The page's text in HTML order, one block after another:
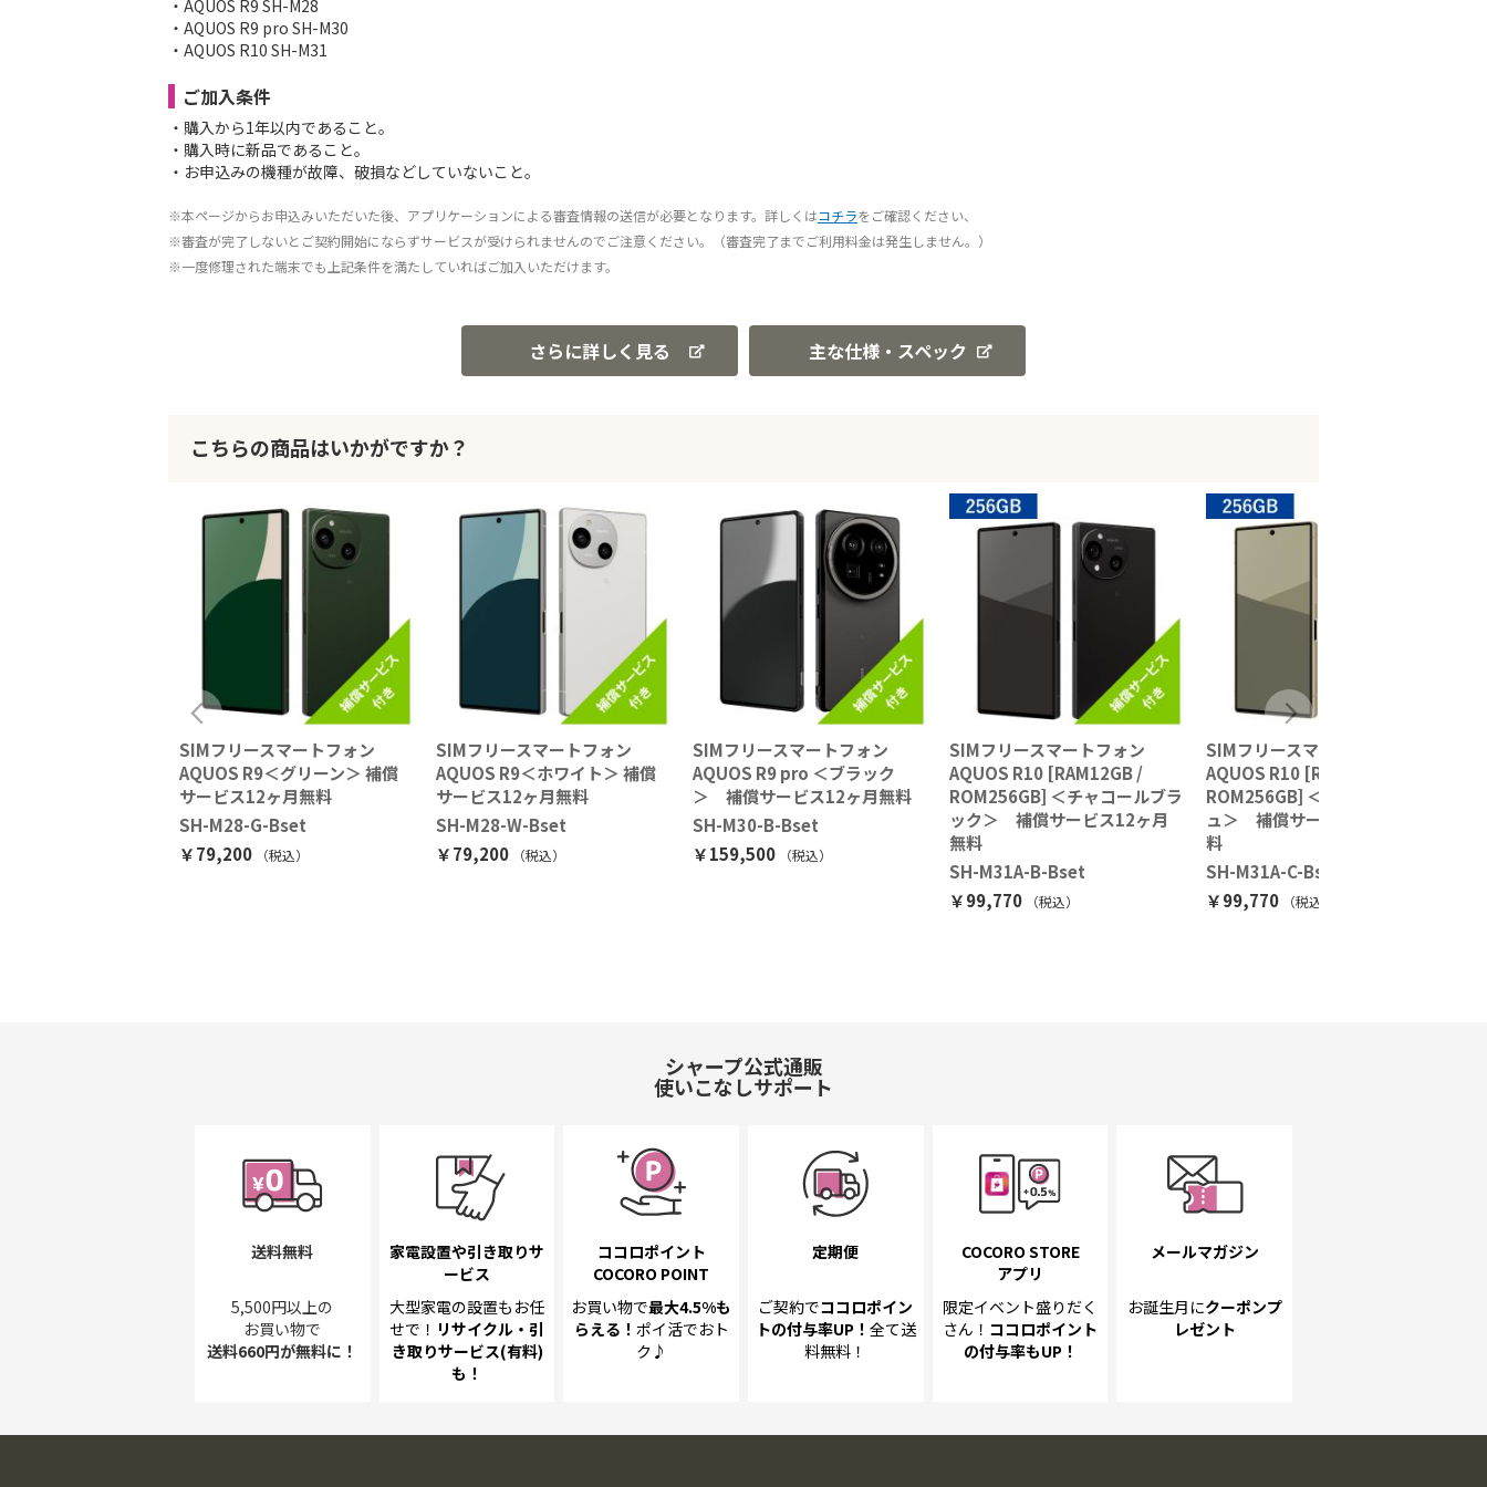
・AQUOS R9 SH-M28
・AQUOS R9 pro SH-M30
・AQUOS R10 SH-M31
ご加入条件
・購入から1年以内であること。
・購入時に新品であること。
・お申込みの機種が故障、破損などしていないこと。
※本ページからお申込みいただいた後、アプリケーションによる審査情報の送信が必要となります。詳しくはコチラをご確認ください、
※審査が完了しないとご契約開始にならずサービスが受けられませんのでご注意ください。（審査完了までご利用料金は発生しません。）
※一度修理された端末でも上記条件を満たしていればご加入いただけます。
さらに詳しく見る 主な仕様・スペック
こちらの商品はいかがですか？
SIMフリースマートフォン
AQUOS R9＜グリーン＞ 補償
サービス12ヶ月無料
SH-M28-G-Bset
￥79,200
（税込）
SIMフリースマートフォン
AQUOS R9＜ホワイト＞ 補償
サービス12ヶ月無料
SH-M28-W-Bset
￥79,200
（税込）
SIMフリースマートフォン
AQUOS R9 pro ＜ブラック
＞ 補償サービス12ヶ月無料
SH-M30-B-Bset
￥159,500
（税込）
SIMフリースマートフォン
AQUOS R10 [RAM12GB /
ROM256GB] ＜チャコールブラ
ック＞ 補償サービス12ヶ月
無料
SH-M31A-B-Bset
￥99,770
（税込）
SIMフリースマートフォン
AQUOS R10 [RAM12GB /
ROM256GB] ＜トレンチベージ
ュ＞ 補償サービス12ヶ月無
料
SH-M31A-C-Bset
￥99,770
（税込
シャープ公式通販
使いこなしサポート
送料無料
5,500円以上の
お買い物で
送料660円が無料に！
家電設置や引き取りサ
ービス
大型家電の設置も お任
せで！ リサイクル・引
き取りサービス(有料)
も！
ココロポイント
COCORO POINT
お買い物で最大4.5%も
らえる！ ポイ活でおト
ク♪
定期便
ご契約でココロポイン
トの付与率UP！ 全て送
料無料！
COCORO STORE
アプリ
限定イベント盛りだく
さん！ ココロポイント
の付与率もUP！
メールマガジン
お誕生月にクーポンプ
レゼント